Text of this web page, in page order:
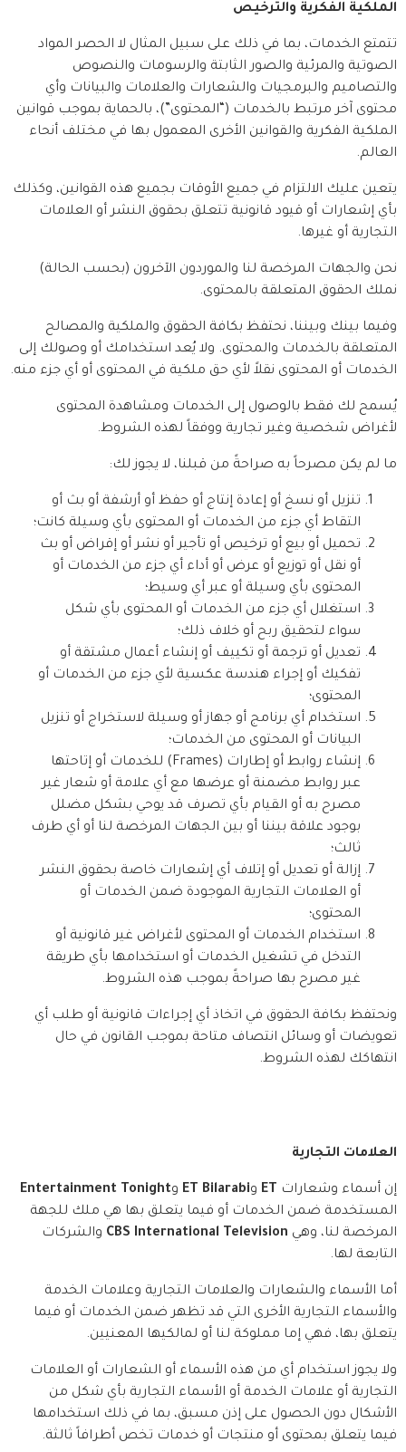
الملكية الفكرية والترخيص
تتمتع الخدمات، بما في ذلك على سبيل المثال لا الحصر المواد
الصوتية والمرئية والصور الثابتة والرسومات والنصوص
والتصاميم والبرمجيات والشعارات والعلامات والبيانات وأي
محتوى آخر مرتبط بالخدمات (“المحتوى”)، بالحماية بموجب قوانين
الملكية الفكرية والقوانين الأخرى المعمول بها في مختلف أنحاء
العالم.
يتعين عليك الالتزام في جميع الأوقات بجميع هذه القوانين، وكذلك
بأي إشعارات أو قيود قانونية تتعلق بحقوق النشر أو العلامات
التجارية أو غيرها.
نحن والجهات المرخصة لنا والموردون الآخرون (بحسب الحالة)
نملك الحقوق المتعلقة بالمحتوى.
وفيما بينك وبيننا، نحتفظ بكافة الحقوق والملكية والمصالح
المتعلقة بالخدمات والمحتوى. ولا يُعد استخدامك أو وصولك إلى
الخدمات أو المحتوى نقلاً لأي حق ملكية في المحتوى أو أي جزء منه.
يُسمح لك فقط بالوصول إلى الخدمات ومشاهدة المحتوى
لأغراض شخصية وغير تجارية ووفقاً لهذه الشروط.
ما لم يكن مصرحاً به صراحةً من قبلنا، لا يجوز لك:
تنزيل أو نسخ أو إعادة إنتاج أو حفظ أو أرشفة أو بث أو
التقاط أي جزء من الخدمات أو المحتوى بأي وسيلة كانت؛
تحميل أو بيع أو ترخيص أو تأجير أو نشر أو إقراض أو بث
أو نقل أو توزيع أو عرض أو أداء أي جزء من الخدمات أو
المحتوى بأي وسيلة أو عبر أي وسيط؛
استغلال أي جزء من الخدمات أو المحتوى بأي شكل
سواء لتحقيق ربح أو خلاف ذلك؛
تعديل أو ترجمة أو تكييف أو إنشاء أعمال مشتقة أو
تفكيك أو إجراء هندسة عكسية لأي جزء من الخدمات أو
المحتوى؛
استخدام أي برنامج أو جهاز أو وسيلة لاستخراج أو تنزيل
البيانات أو المحتوى من الخدمات؛
إنشاء روابط أو إطارات (Frames) للخدمات أو إتاحتها
عبر روابط مضمنة أو عرضها مع أي علامة أو شعار غير
مصرح به أو القيام بأي تصرف قد يوحي بشكل مضلل
بوجود علاقة بيننا أو بين الجهات المرخصة لنا أو أي طرف
ثالث؛
إزالة أو تعديل أو إتلاف أي إشعارات خاصة بحقوق النشر
أو العلامات التجارية الموجودة ضمن الخدمات أو
المحتوى؛
استخدام الخدمات أو المحتوى لأغراض غير قانونية أو
التدخل في تشغيل الخدمات أو استخدامها بأي طريقة
غير مصرح بها صراحةً بموجب هذه الشروط.
ونحتفظ بكافة الحقوق في اتخاذ أي إجراءات قانونية أو طلب أي
تعويضات أو وسائل انتصاف متاحة بموجب القانون في حال
انتهاكك لهذه الشروط.
العلامات التجارية
إن أسماء وشعارات ET وET Bilarabi وEntertainment Tonight
المستخدمة ضمن الخدمات أو فيما يتعلق بها هي ملك للجهة
المرخصة لنا، وهي CBS International Television والشركات
التابعة لها.
أما الأسماء والشعارات والعلامات التجارية وعلامات الخدمة
والأسماء التجارية الأخرى التي قد تظهر ضمن الخدمات أو فيما
يتعلق بها، فهي إما مملوكة لنا أو لمالكيها المعنيين.
ولا يجوز استخدام أي من هذه الأسماء أو الشعارات أو العلامات
التجارية أو علامات الخدمة أو الأسماء التجارية بأي شكل من
الأشكال دون الحصول على إذن مسبق، بما في ذلك استخدامها
فيما يتعلق بمحتوى أو منتجات أو خدمات تخص أطرافاً ثالثة.